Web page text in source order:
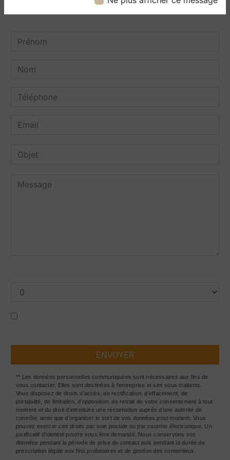
ENVOYER
** Les données personnelles communiquées sont nécessaires aux fins de
vous contacter. Elles sont destinées à l'entreprise et ses sous-traitants.
Vous disposez de droits d’accès, de rectification, d’effacement, de
portabilité, de limitation, d’opposition, de retrait de votre consentement à tout
moment et du droit d’introduire une réclamation auprès d’une autorité de
contrôle, ainsi que d’organiser le sort de vos données post-mortem. Vous
pouvez exercer ces droits par voie postale ou par courrier électronique. Un
justificatif d'identité pourra vous être demandé. Nous conservons vos
données pendant la période de prise de contact puis pendant la durée de
prescription légale aux fins probatoires et de gestion des contentieux.